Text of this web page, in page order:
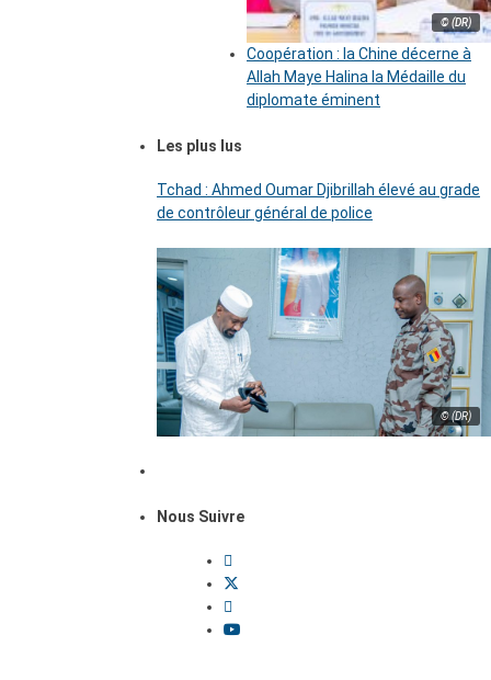
© (DR)
Coopération : la Chine décerne à
Allah Maye Halina la Médaille du
diplomate éminent
Les plus lus
Tchad : Ahmed Oumar Djibrillah élevé au grade
de contrôleur général de police
© (DR)
Nous Suivre